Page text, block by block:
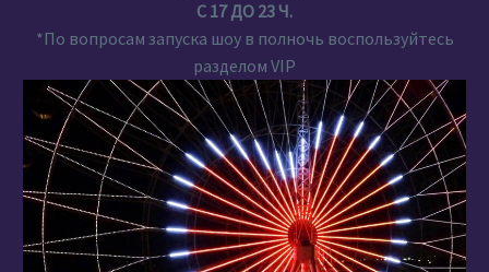
С 17 ДО 23 Ч.
*По вопросам запуска шоу в полночь воспользуйтесь
разделом VIP